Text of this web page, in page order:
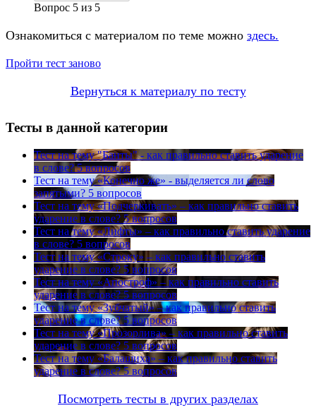
Вопрос 5 из 5
Ознакомиться с материалом по теме можно здесь.
Пройти тест заново
Вернуться к материалу по тесту
Тесты в данной категории
Тест на тему "Банты" - как правильно ставить ударение
в слове? 5 вопросов
Тест на тему «Конечно же» - выделяется ли слово
запятыми? 5 вопросов
Тест на тему «Подчеркивать» – как правильно ставить
ударение в слове? 5 вопросов
Тест на тему «Лифты» – как правильно ставить ударение
в слове? 5 вопросов
Тест на тему «Строку» – как правильно ставить
ударение в слове? 5 вопросов
Тест на тему «Апостроф» – как правильно ставить
ударение в слове? 5 вопросов
Тест на тему «Зубчатый» – как правильно ставить
ударение в слове? 5 вопросов
Тест на тему «Прозорлива» – как правильно ставить
ударение в слове? 5 вопросов
Тест на тему «Балашиха» – как правильно ставить
ударение в слове? 5 вопросов
Посмотреть тесты в других разделах